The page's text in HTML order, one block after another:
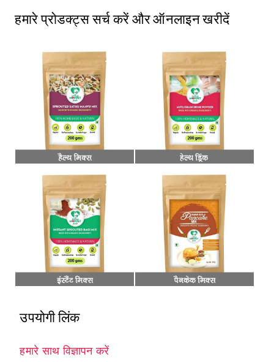
हमारे प्रोडक्ट्स सर्च करें और ऑनलाइन खरीदें
उपयोगी लिंक
हमारे साथ विज्ञापन करें